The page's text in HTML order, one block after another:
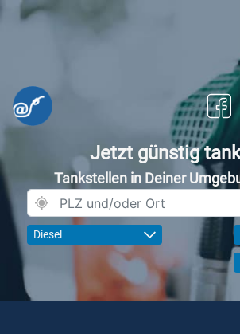
Jetzt günstig
Tankstellen in Deiner
Diesel